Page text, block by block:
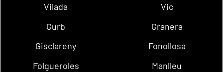
Vilada
Vic
Gurb
Granera
Gisclareny
Fonollosa
Folgueroles
Manlleu